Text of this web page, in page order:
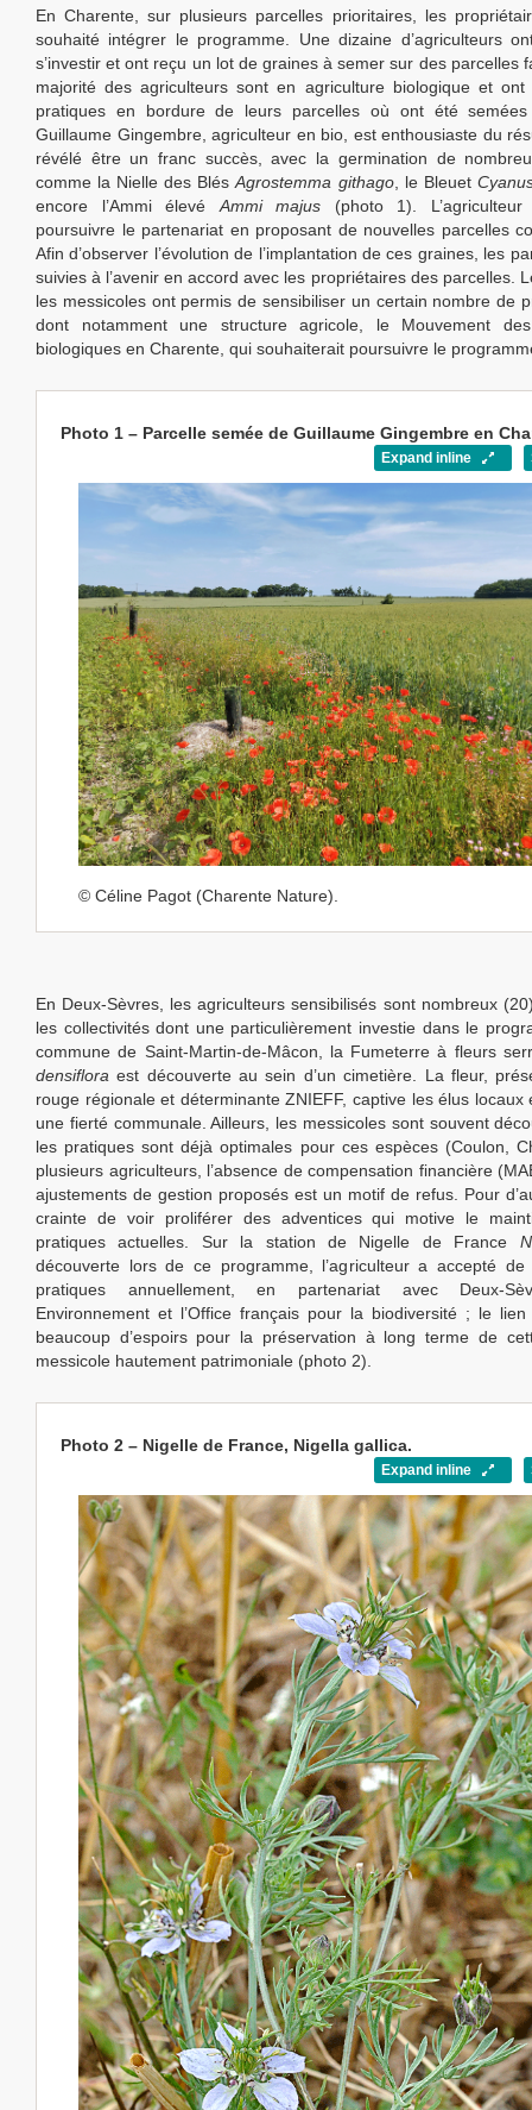
En Charente, sur plusieurs parcelles prioritaires, les
souhaité intégrer le programme. Une dizaine d’agriculteurs
s’investir et ont reçu un lot de graines à semer sur des parcelles
majorité des agriculteurs sont en agriculture biologique et ont
pratiques en bordure de leurs parcelles où ont été
Guillaume Gingembre, agriculteur en bio, est enthousiaste du
révélé être un franc succès, avec la germination de
comme la Nielle des BlésAgrostemma githago, le Bleuet
encore l’Ammi élevé Ammi majus (photo 1).
poursuivre le partenariat en proposant de nouvelles parcelles
Afin d’observer l’évolution de l’implantation de ces graines, les
suivies à l’avenir en accord avec les propriétaires des parcelles.
les messicoles ont permis de sensibiliser un certain nombre de
dont notamment une structure agricole, le Mouvement
biologiques en Charente, qui souhaiterait poursuivre le
Photo 1 – Parcelle semée de Guillaume Gingembre en
Expand inline
© Céline Pagot (Charente Nature).
En Deux-Sèvres, les agriculteurs sensibilisés sont nombreux
les collectivités dont une particulièrement investie dans le
commune de Saint-Martin-de-Mâcon, la Fumeterre à fleurs
densiflora est découverte au sein d’un cimetière. La fleur,
rouge régionale et déterminante ZNIEFF, captive les élus locaux
une fierté communale. Ailleurs, les messicoles sont souvent
les pratiques sont déjà optimales pour ces espèces (Coulon,
plusieurs agriculteurs, l’absence de compensation financière
ajustements de gestion proposés est un motif de refus. Pour
crainte de voir proliférer des adventices qui motive le
pratiques actuelles. Sur la station de Nigelle de France
découverte lors de ce programme, l’agriculteur a accepté de
pratiques annuellement, en partenariat avec Deux-
Environnement et l’Office français pour la biodiversité ; le
beaucoup d’espoirs pour la préservation à long terme de
messicole hautement patrimoniale (photo 2).
Photo 2 – Nigelle de France, Nigella gallica.
Expand inline